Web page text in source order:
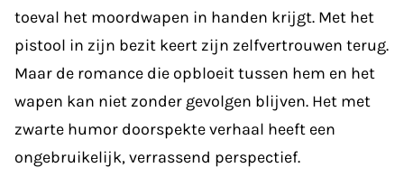
toeval het moordwapen in handen krijgt. Met het
pistool in zijn bezit keert zijn zelfvertrouwen terug.
Maar de romance die opbloeit tussen hem en het
wapen kan niet zonder gevolgen blijven. Het met
zwarte humor doorspekte verhaal heeft een
ongebruikelijk, verrassend perspectief.